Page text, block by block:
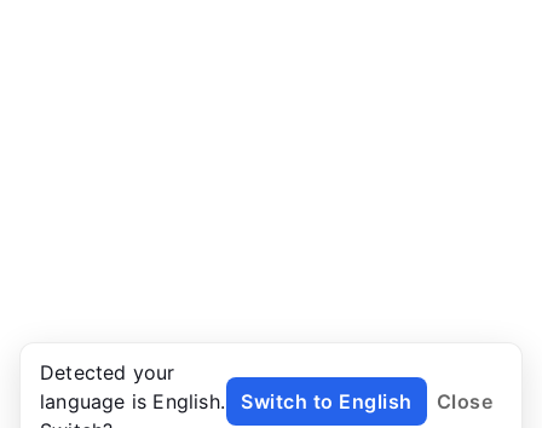
Detected your
language is English.
Switch to English Close